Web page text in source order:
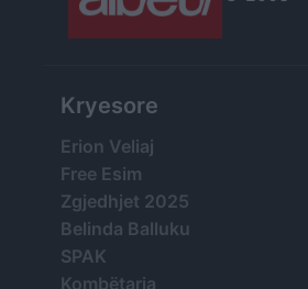
Kryesore
Erion Veliaj
Free Esim
Zgjedhjet 2025
Belinda Balluku
SPAK
Kombëtarja